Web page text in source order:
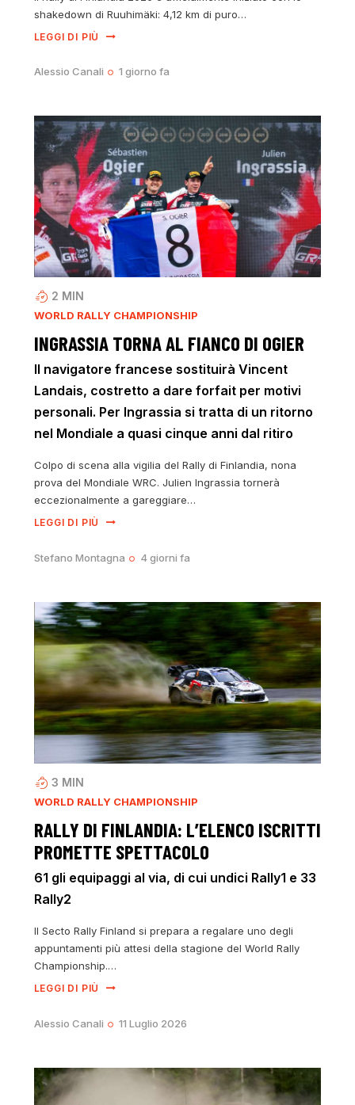
shakedown di Ruuhimäki: 4,12 km di puro…
LEGGI DI PIÙ
Alessio Canali 1 giorno fa
2 MIN
WORLD RALLY CHAMPIONSHIP
INGRASSIA TORNA AL FIANCO DI OGIER
Il navigatore francese sostituirà Vincent
Landais, costretto a dare forfait per motivi
personali. Per Ingrassia si tratta di un ritorno
nel Mondiale a quasi cinque anni dal ritiro
Colpo di scena alla vigilia del Rally di Finlandia, nona
prova del Mondiale WRC. Julien Ingrassia tornerà
eccezionalmente a gareggiare…
LEGGI DI PIÙ
Stefano Montagna 4 giorni fa
3 MIN
WORLD RALLY CHAMPIONSHIP
RALLY DI FINLANDIA: L’ELENCO ISCRITTI
PROMETTE SPETTACOLO
61 gli equipaggi al via, di cui undici Rally1 e 33
Rally2
Il Secto Rally Finland si prepara a regalare uno degli
appuntamenti più attesi della stagione del World Rally
Championship.…
LEGGI DI PIÙ
Alessio Canali 11 Luglio 2026